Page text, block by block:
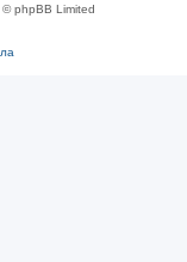
phpBB Limited